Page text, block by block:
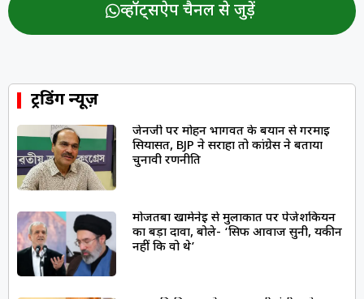
व्हॉट्सऐप चैनल से जुड़ें
ट्रेंडिंग न्यूज़
जेनजी पर मोहन भागवत के बयान से गरमाई
सियासत, BJP ने सराहा तो कांग्रेस ने बताया
चुनावी रणनीति
मोजतबा खामेनेई से मुलाकात पर पेजेशकियन
का बड़ा दावा, बोले- ‘सिर्फ आवाज सुनी, यकीन
नहीं कि वो थे’